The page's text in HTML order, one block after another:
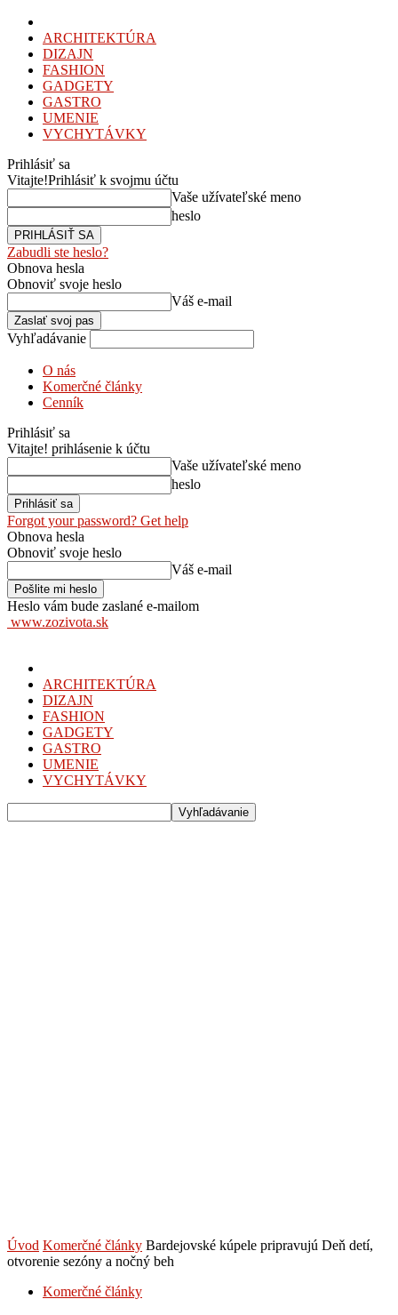
ARCHITEKTÚRA
DIZAJN
FASHION
GADGETY
GASTRO
UMENIE
VYCHYTÁVKY
Prihlásiť sa
Vitajte!Prihlásiť k svojmu účtu
Vaše užívateľské meno
heslo
Zabudli ste heslo?
Obnova hesla
Obnoviť svoje heslo
Váš e-mail
Vyhľadávanie
O nás
Komerčné články
Cenník
Prihlásiť sa
Vitajte! prihlásenie k účtu
Vaše užívateľské meno
heslo
Forgot your password? Get help
Obnova hesla
Obnoviť svoje heslo
Váš e-mail
Heslo vám bude zaslané e-mailom
www.zozivota.sk
ARCHITEKTÚRA
DIZAJN
FASHION
GADGETY
GASTRO
UMENIE
VYCHYTÁVKY
Úvod Komerčné články Bardejovské kúpele pripravujú Deň detí,
otvorenie sezóny a nočný beh
Komerčné články